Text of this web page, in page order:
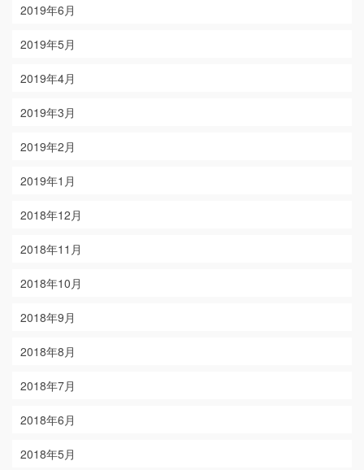
2019年6月
2019年5月
2019年4月
2019年3月
2019年2月
2019年1月
2018年12月
2018年11月
2018年10月
2018年9月
2018年8月
2018年7月
2018年6月
2018年5月